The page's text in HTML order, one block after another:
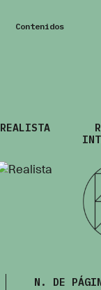
Contenidos
REALISTA
N. DE